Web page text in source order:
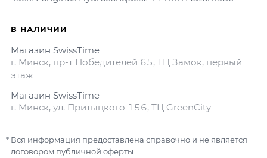
В НАЛИЧИИ
Магазин SwissTime
г. Минск, пр-т Победителей 65, ТЦ Замок, первый
этаж
Магазин SwissTime
г. Минск, ул. Притыцкого 156, ТЦ GreenCity
Вся информация предоставлена справочно и не является
договором публичной оферты.